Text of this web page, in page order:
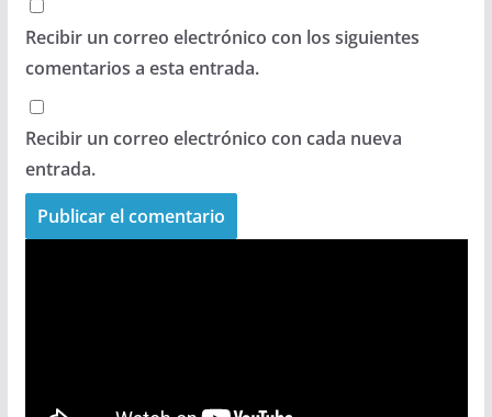
Recibir un correo electrónico con los siguientes
comentarios a esta entrada.
Recibir un correo electrónico con cada nueva
entrada.